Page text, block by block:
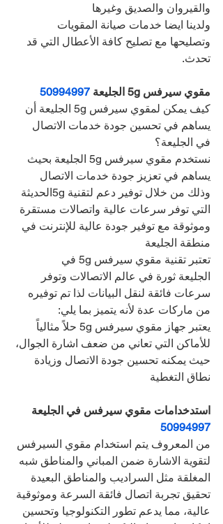
والقيروان والصديق وغيرها
ولدينا ايضا خدمات صيانة المقويات
وتصليحها مع تصليح كافة الأعطال التي قد
تحدث.
مقوي سيرفس 5g الجليعة
50994997
كيف يمكن لمقوي سيرفس 5g الجليعة أن
يساهم في تحسين جودة خدمات الاتصال
في الجليعة؟
نستخدم مقوي سيرفس 5g الجليعة بحيث
يساهم في تعزيز جودة خدمات الاتصال
وذلك من خلال توفير دعم لتقنية 5gالحديثة
التي توفر سرعات عالية واتصالات مستقرة
وموثوقة مع توفير جودة عالية للإنترنت في
منطقة الجليعة
تعتبر تقنية مقوي سيرفس 5g في
الجليعة ثورة في عالم الاتصالات وتوفر
سرعات فائقة لنقل البيانات لذا تم توفيره
من ماركات عدة لأنه يتميز بما يلي:
يعتبر جهاز مقوي سيرفس 5g حلاً مثالياً
للأماكن التي تعاني من ضعف اشارة الجوال،
حيث يمكنه تحسين جودة الاتصال وزيادة
نطاق التغطية
استدخدامات مقوي سيرفس في الجليعة
50994997
من المعروف يتم استخدام مقوي السيرفس
لتقوية الاشارة ضمن المباني والمناطق شبه
المغلقة مثل السراديب والمناطق البعيدة
تحقيق تجربة اتصال فائقة السرعة وموثوقية
عالية، مما يدعم تطور التكنولوجيا وتحسين